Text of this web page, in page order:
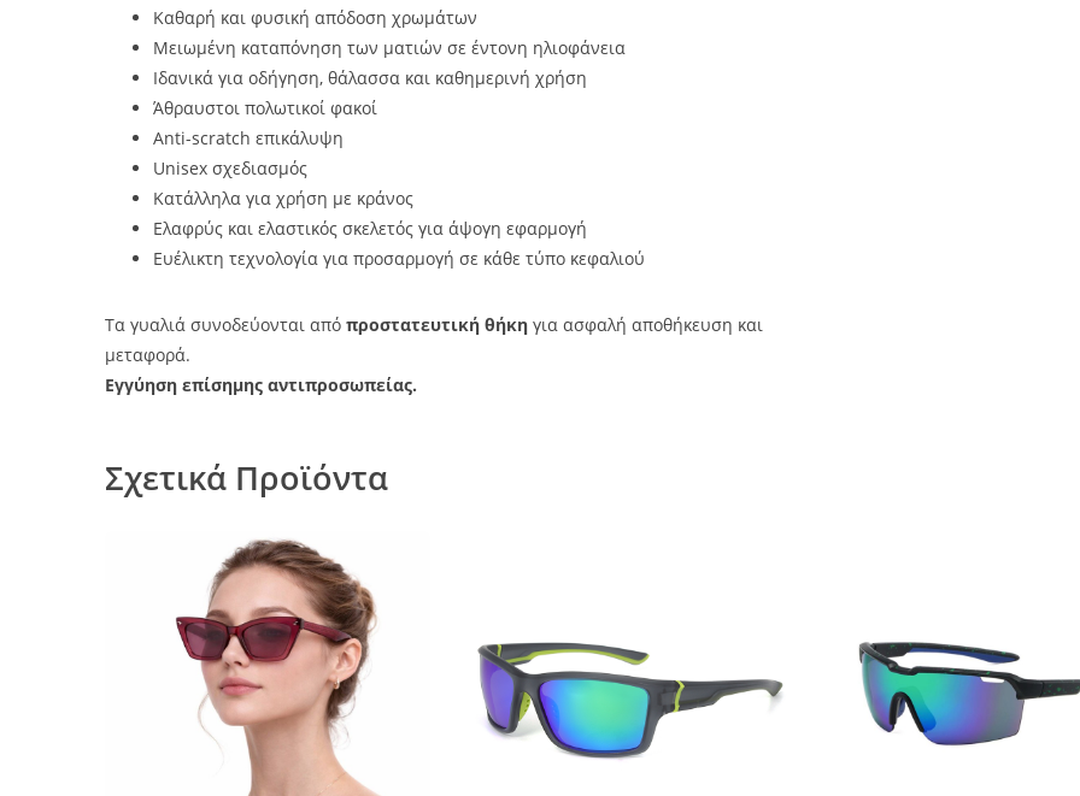
Καθαρή και φυσική απόδοση χρωμάτων
Μειωμένη καταπόνηση των ματιών σε έντονη ηλιοφάνεια
Ιδανικά για οδήγηση, θάλασσα και καθημερινή χρήση
Άθραυστοι πολωτικοί φακοί
Anti-scratch επικάλυψη
Unisex σχεδιασμός
Κατάλληλα για χρήση με κράνος
Ελαφρύς και ελαστικός σκελετός για άψογη εφαρμογή
Ευέλικτη τεχνολογία για προσαρμογή σε κάθε τύπο κεφαλιού
Τα γυαλιά συνοδεύονται από προστατευτική θήκη για ασφαλή αποθήκευση και
μεταφορά.
Εγγύηση επίσημης αντιπροσωπείας.
Σχετικά Προϊόντα